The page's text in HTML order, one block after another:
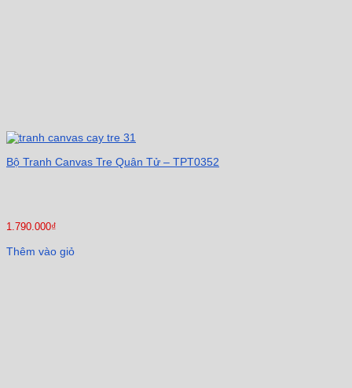
Bộ Tranh Canvas Tre Quân Tử – TPT0352
1.790.000₫
Thêm vào giỏ